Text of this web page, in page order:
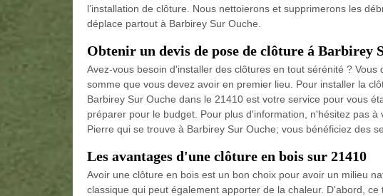
l’installation de clôture. Nous nettoierons et supprimerons les
déplace partout à Barbirey Sur Ouche.
Obtenir un devis de pose de clôture á Barbirey
Avez-vous besoin d'installer des clôtures en tout sérénité ?
somme que vous devez avoir en premier lieu. Pour installer la
Barbirey Sur Ouche dans le 21410 est votre service pour vous
préparer pour le budget. Pour plus d'information, n'hésitez pas à
Pierre qui se trouve à Barbirey Sur Ouche; vous bénéficiez des
Les avantages d'une clôture en bois sur 21410
Avoir une clôture en bois est un bon choix pour avoir un milieu
classique qui peut également apporter de la chaleur. D'abord,